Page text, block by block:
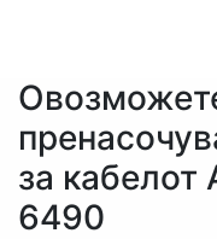
за кабелот
6490